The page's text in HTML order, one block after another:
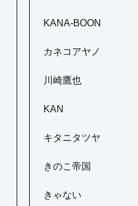
KANA-BOON
カネコアヤノ
川崎鷹也
KAN
キタニタツヤ
きのこ帝国
きゃない